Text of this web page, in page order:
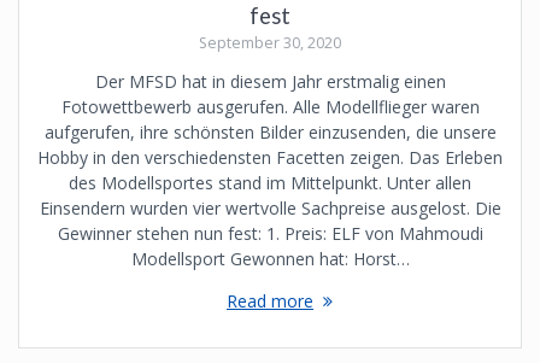
fest
September 30, 2020
Der MFSD hat in diesem Jahr erstmalig einen
Fotowettbewerb ausgerufen. Alle Modellflieger waren
aufgerufen, ihre schönsten Bilder einzusenden, die unsere
Hobby in den verschiedensten Facetten zeigen. Das Erleben
des Modellsportes stand im Mittelpunkt. Unter allen
Einsendern wurden vier wertvolle Sachpreise ausgelost. Die
Gewinner stehen nun fest: 1. Preis: ELF von Mahmoudi
Modellsport Gewonnen hat: Horst…
Read more